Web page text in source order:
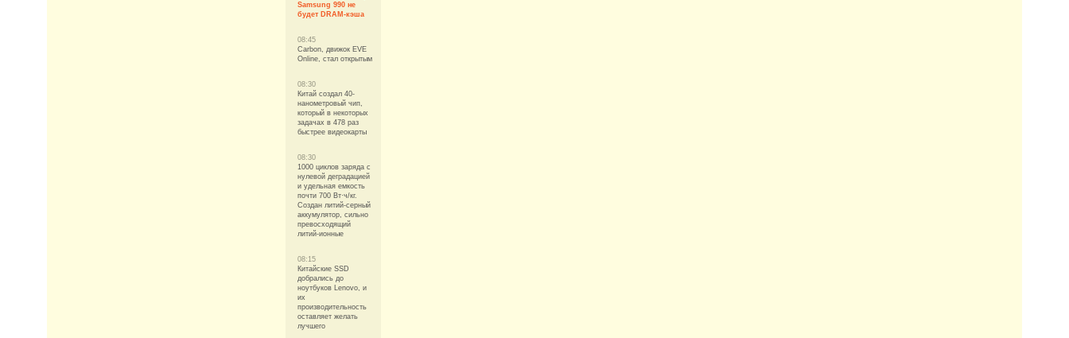
Samsung 990 не
будет DRAM-кэша
08:45
Carbon, движок EVE
Online, стал открытым
08:30
Китай создал 40-
нанометровый чип,
который в некоторых
задачах в 478 раз
быстрее видеокарты
08:30
1000 циклов заряда с
нулевой деградацией
и удельная емкость
почти 700 Вт·ч/кг.
Создан литий-серный
аккумулятор, сильно
превосходящий
литий-ионные
08:15
Китайские SSD
добрались до
ноутбуков Lenovo, и
их
производительность
оставляет желать
лучшего